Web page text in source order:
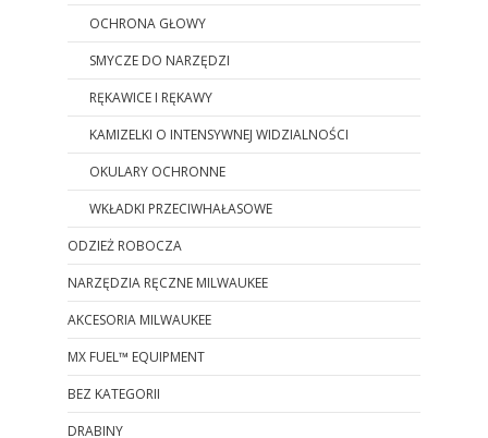
OCHRONA GŁOWY
SMYCZE DO NARZĘDZI
RĘKAWICE I RĘKAWY
KAMIZELKI O INTENSYWNEJ WIDZIALNOŚCI
OKULARY OCHRONNE
WKŁADKI PRZECIWHAŁASOWE
ODZIEŻ ROBOCZA
NARZĘDZIA RĘCZNE MILWAUKEE
AKCESORIA MILWAUKEE
MX FUEL™ EQUIPMENT
BEZ KATEGORII
DRABINY